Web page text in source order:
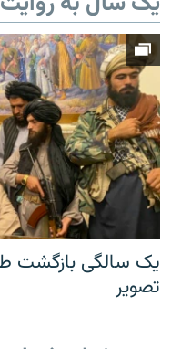
یک سالگی بازگشت
تصویر